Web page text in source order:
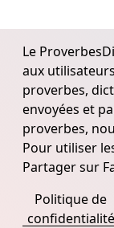
Le
aux
proverbes,
envoyées et
proverbes,
Pour utiliser
Partager sur
Politique de
confidentialité